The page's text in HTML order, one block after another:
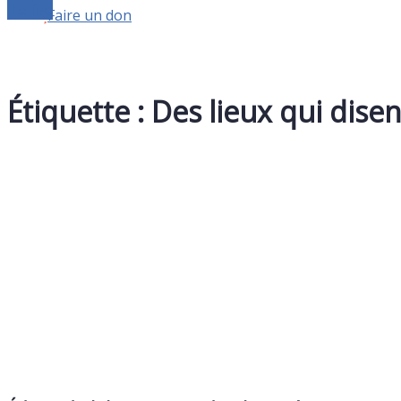
Faire un don
Étiquette : Des lieux qui